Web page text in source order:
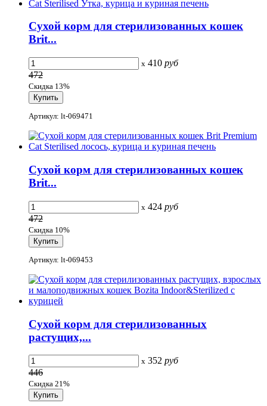
Сухой корм для стерилизованных кошек
Brit...
x 410 руб
472
Скидка 13%
Артикул: lt-069471
Сухой корм для стерилизованных кошек
Brit...
x 424 руб
472
Скидка 10%
Артикул: lt-069453
Сухой корм для стерилизованных
растущих,...
x 352 руб
446
Скидка 21%